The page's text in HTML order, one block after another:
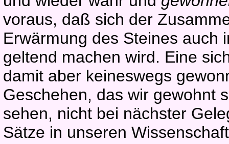
voraus, daß sich der
Erwärmung des Steines auch
geltend machen wird. Eine
damit aber keineswegs
Geschehen, das wir gewohnt
sehen, nicht bei nächster
Sätze in unseren